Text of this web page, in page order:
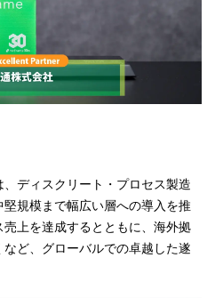
ディスクリート・プロセス製造
規模まで幅広い層への導入を推
上を達成するとともに、海外拠
ど、グローバルでの卓越した遂